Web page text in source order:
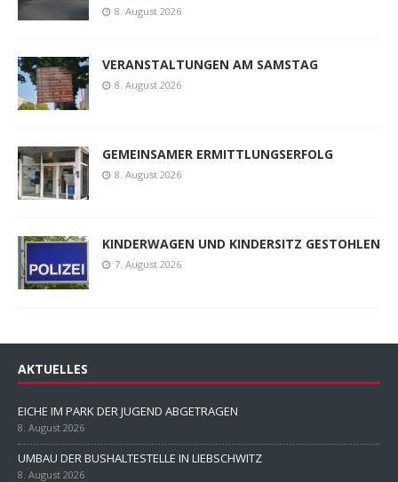
8. August 2026
VERANSTALTUNGEN AM SAMSTAG
8. August 2026
GEMEINSAMER ERMITTLUNGSERFOLG
8. August 2026
KINDERWAGEN UND KINDERSITZ GESTOHLEN
7. August 2026
AKTUELLES
EICHE IM PARK DER JUGEND ABGETRAGEN
8. August 2026
UMBAU DER BUSHALTESTELLE IN LIEBSCHWITZ
8. August 2026